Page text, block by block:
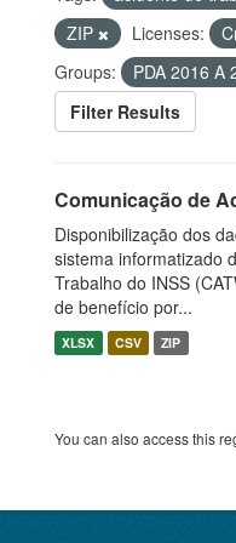
ZIP
Licenses:
Groups:
PDA 2016 A
Filter Results
Comunicação de
Disponibilização dos
sistema informatizado
Trabalho do INSS
de benefício por...
XLSX CSV ZIP
You can also access this